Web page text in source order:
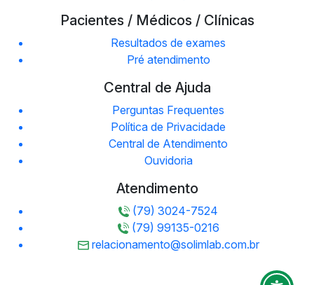
Pacientes / Médicos / Clínicas
Resultados de exames
Pré atendimento
Central de Ajuda
Perguntas Frequentes
Política de Privacidade
Central de Atendimento
Ouvidoria
Atendimento
(79) 3024-7524
(79) 99135-0216
relacionamento@solimlab.com.br